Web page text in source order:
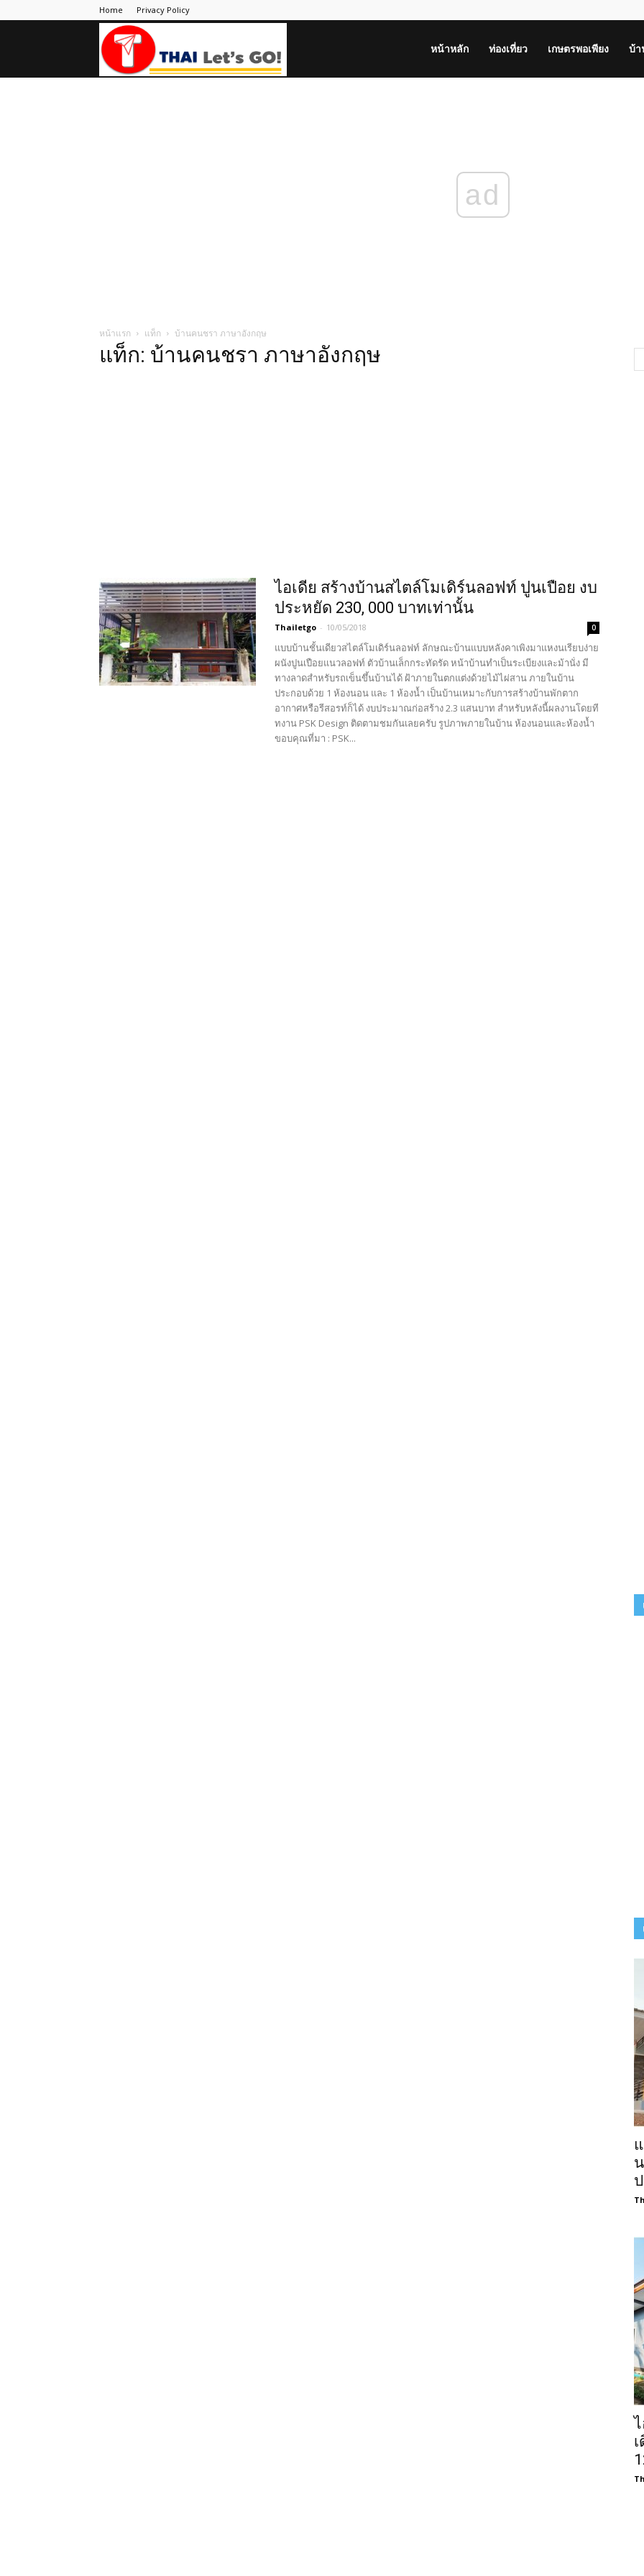
Home Privacy Policy
หน้าหลัก ท่องเที่ยว เกษตรพอเพียง บ้
ad
หน้าแรก แท็ก บ้านคนชรา ภาษาอังกฤษ
แท็ก: บ้านคนชรา ภาษาอังกฤษ
ไอเดีย สร้างบ้านสไตล์โมเดิร์นลอฟท์ ปูนเปือย งบ
ประหยัด 230, 000 บาทเท่านั้น
Thailetgo - 10/05/2018 0
แบบบ้านชั้นเดียวสไตล์โมเดิร์นลอฟท์ ลักษณะบ้านแบบหลังคาเพิงมาแหงนเรียบง่าย
ผนังปูนเปือยแนวลอฟท์ ตัวบ้านเล็กกระทัดรัด หน้าบ้านทำเป็นระเบียงและม้านั่ง มี
ทางลาดสำหรับรถเข็นขึ้นบ้านได้ ฝ้าภายในตกแต่งด้วยไม้ไผ่สาน ภายในบ้าน
ประกอบด้วย 1 ห้องนอน และ 1 ห้องน้ำ เป็นบ้านเหมาะกับการสร้างบ้านพักตาก
อากาศหรือรีสอรท์ก็ได้ งบประมาณก่อสร้าง 2.3 แสนบาท สำหรับหลังนี้ผลงานโดยที
ทงาน PSK Design ติดตามชมกันเลยครับ รูปภาพภายในบ้าน ห้องนอนและห้องน้ำ
ขอบคุณที่มา : PSK...